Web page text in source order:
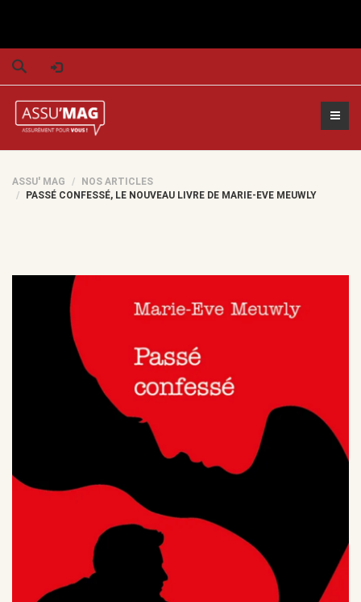
S
e
r
ASSU' MAG
NOS ARTICLES
PASSÉ CONFESSÉ, LE NOUVEAU LIVRE DE MARIE-EVE MEUWLY